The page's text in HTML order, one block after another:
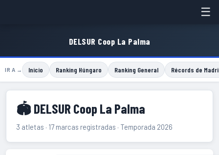
☰
DELSUR Coop La Palma
IR A → Inicio Ranking Húngaro Ranking General Récords de
🏟 DELSUR Coop La Palma
3 atletas · 17 marcas registradas · Temporada 2026